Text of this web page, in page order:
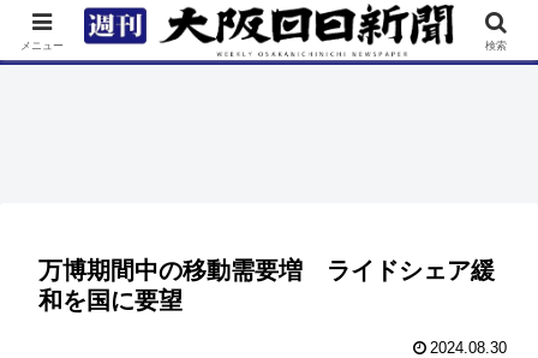
TOP 特集 ニュース 連載 街ネタ イベント
万博期間中の移動需要増 ライドシェア緩
和を国に要望
2024.08.30
メニュー 検索